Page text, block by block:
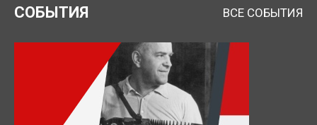
СОБЫТИЯ ВСЕ СОБЫТИЯ